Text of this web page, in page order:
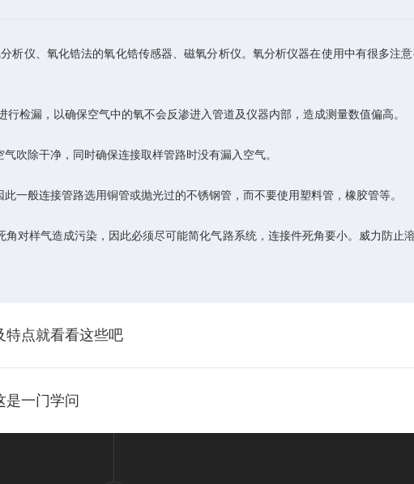
析仪、氧化锆法的氧化锆传感器、磁氧分析仪。氧分析仪器在使用中有很多注
检漏，以确保空气中的氧不会反渗进入管道及仪器内部，造成测量数值偏高。
吹除干净，同时确保连接取样管路时没有漏入空气。
一般连接管路选用铜管或抛光过的不锈钢管，而不要使用塑料管，橡胶管等。
对样气造成污染，因此必须尽可能简化气路系统，连接件死角要小。威力防止
特点就看看这些吧
是一门学问